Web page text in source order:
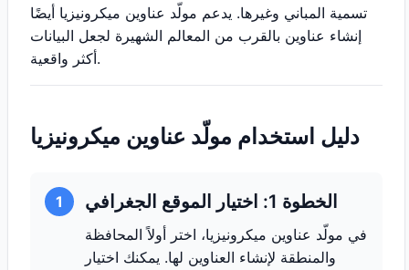
تسمية المباني وغيرها. يدعم مولّد عناوين ميكرونيزيا أيضًا
إنشاء عناوين بالقرب من المعالم الشهيرة لجعل البيانات
أكثر واقعية.
دليل استخدام مولّد عناوين ميكرونيزيا
1 الخطوة 1: اختيار الموقع الجغرافي
في مولّد عناوين ميكرونيزيا، اختر أولاً المحافظة
والمنطقة لإنشاء العناوين لها. يمكنك اختيار